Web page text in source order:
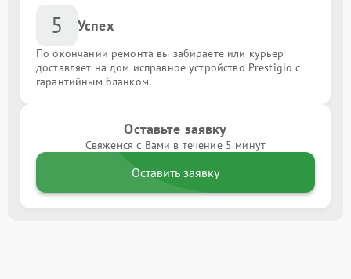
5 Успех
По окончании ремонта вы забираете или курьер
доставляет на дом исправное устройство Prestigio с
гарантийным бланком.
Оставьте заявку
Свяжемся с Вами в течение 5 минут
Оставить заявку